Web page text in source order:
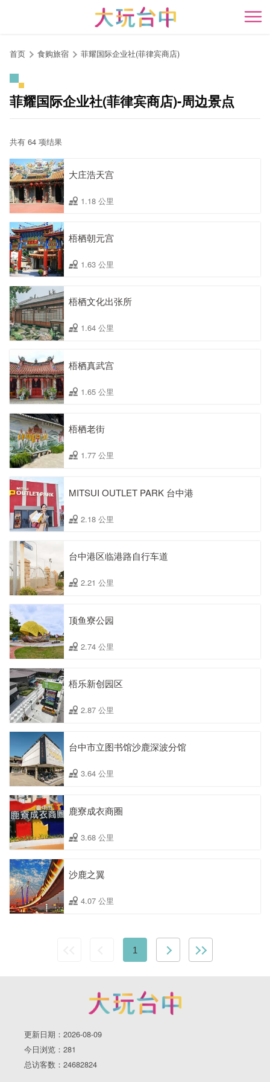
开
首页 食购旅宿 菲耀国际企业社(菲律宾商店)
菲耀国际企业社(菲律宾商店)-周边景点
共有 64 项结果
大庄浩天宫
1.18 公里
梧栖朝元宫
1.63 公里
梧栖文化出张所
1.64 公里
梧栖真武宫
1.65 公里
梧栖老街
1.77 公里
MITSUI OUTLET PARK 台中港
2.18 公里
台中港区临港路自行车道
2.21 公里
顶鱼寮公园
2.74 公里
梧乐新创园区
2.87 公里
台中市立图书馆沙鹿深波分馆
3.64 公里
鹿寮成衣商圈
3.68 公里
沙鹿之翼
4.07 公里
1
更新日期：2026-08-09
今日浏览：281
总访客数：24682824